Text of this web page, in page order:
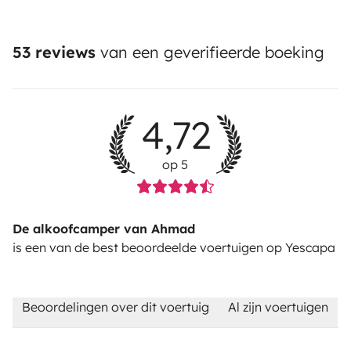
53 reviews van een geverifieerde boeking
4,72
op 5
De alkoofcamper van Ahmad
is een van de best beoordeelde voertuigen op Yescapa
Beoordelingen over dit voertuig Al zijn voertuigen